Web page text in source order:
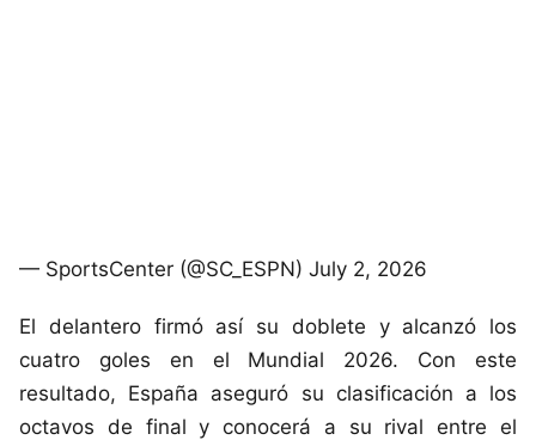
— SportsCenter (@SC_ESPN) July 2, 2026
El delantero firmó así su doblete y alcanzó los
cuatro goles en el Mundial 2026. Con este
resultado, España aseguró su clasificación a los
octavos de final y conocerá a su rival entre el